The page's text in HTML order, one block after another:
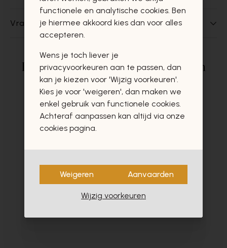
Vragen over dit product?
Deze producten zullen u zeker en
vast ook interesseren
functionele en analytische cookies. Ben
je hiermee akkoord kies dan voor alles
accepteren.
Wens je toch liever je
privacyvoorkeuren aan te passen, dan
kan je kiezen voor 'Wijzig voorkeuren'.
Kies je voor 'weigeren', dan maken we
enkel gebruik van functionele cookies.
Achteraf aanpassen kan altijd via onze
cookies pagina.
Weigeren Aanvaarden
Wijzig voorkeuren